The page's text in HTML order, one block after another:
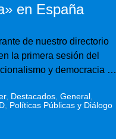
en España
de nuestro directorio
la primera sesión del
y democracia …
, Destacados, General,
Políticas Públicas y Diálogo